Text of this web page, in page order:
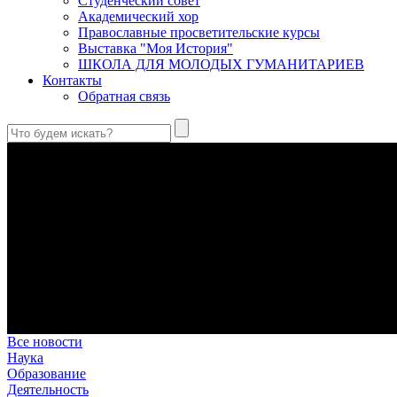
Академический хор
Православные просветительские курсы
Выставка "Моя История"
ШКОЛА ДЛЯ МОЛОДЫХ ГУМАНИТАРИЕВ
Контакты
Обратная связь
Все новости
Наука
Образование
Деятельность